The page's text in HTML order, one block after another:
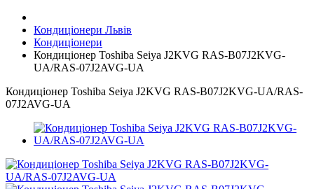
Кондиціонери Львів
Кондиціонери
Кондиціонер Toshiba Seiya J2KVG RAS-B07J2KVG-
UA/RAS-07J2AVG-UA
Кондиціонер Toshiba Seiya J2KVG RAS-B07J2KVG-UA/RAS-
07J2AVG-UA